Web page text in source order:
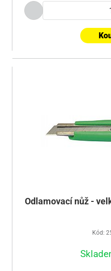
Odlamovací nůž -
Kód: